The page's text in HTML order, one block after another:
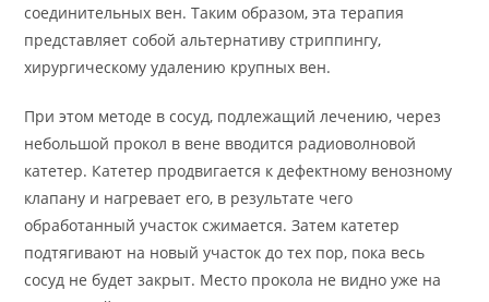
соединительных вен. Таким образом, эта терапия
представляет собой альтернативу стриппингу,
хирургическому удалению крупных вен.
При этом методе в сосуд, подлежащий лечению, через
небольшой прокол в вене вводится радиоволновой
катетер. Катетер продвигается к дефектному венозному
клапану и нагревает его, в результате чего
обработанный участок сжимается. Затем катетер
подтягивают на новый участок до тех пор, пока весь
сосуд не будет закрыт. Место прокола не видно уже на